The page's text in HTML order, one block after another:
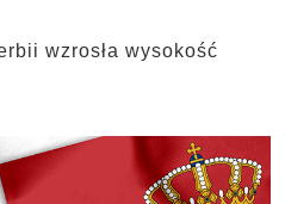
wzrosła wysokość